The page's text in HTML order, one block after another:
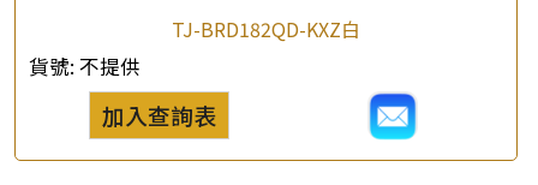
TJ-BRD182QD-KXZ白
貨號: 不提供
加入查詢表